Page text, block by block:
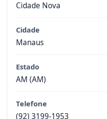
Cidade Nova
Cidade
Manaus
Estado
AM (AM)
Telefone
(92) 3199-1953